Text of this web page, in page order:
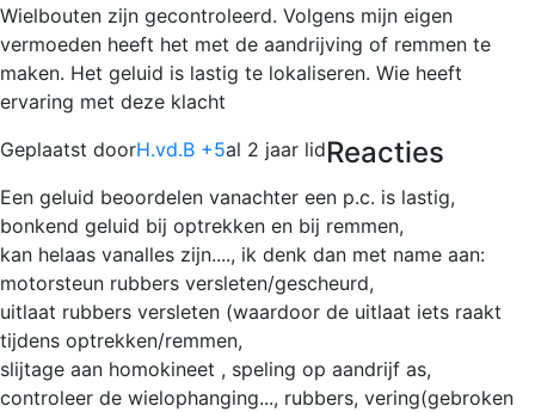
Wielbouten zijn gecontroleerd. Volgens mijn eigen
vermoeden heeft het met de aandrijving of remmen te
maken. Het geluid is lastig te lokaliseren. Wie heeft
ervaring met deze klacht
Geplaatst doorH.vd.B +5al 2 jaar lidReacties
Een geluid beoordelen vanachter een p.c. is lastig,
bonkend geluid bij optrekken en bij remmen,
kan helaas vanalles zijn...., ik denk dan met name aan:
motorsteun rubbers versleten/gescheurd,
uitlaat rubbers versleten (waardoor de uitlaat iets raakt
tijdens optrekken/remmen,
slijtage aan homokineet , speling op aandrijf as,
controleer de wielophanging..., rubbers, vering(gebroken